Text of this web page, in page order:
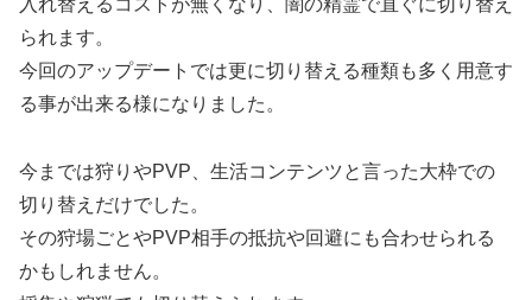
入れ替えるコストが無くなり、闇の精霊で直ぐに切り替え
られます。
今回のアップデートでは更に切り替える種類も多く用意す
る事が出来る様になりました。
今までは狩りやPVP、生活コンテンツと言った大枠での
切り替えだけでした。
その狩場ごとやPVP相手の抵抗や回避にも合わせられる
かもしれません。